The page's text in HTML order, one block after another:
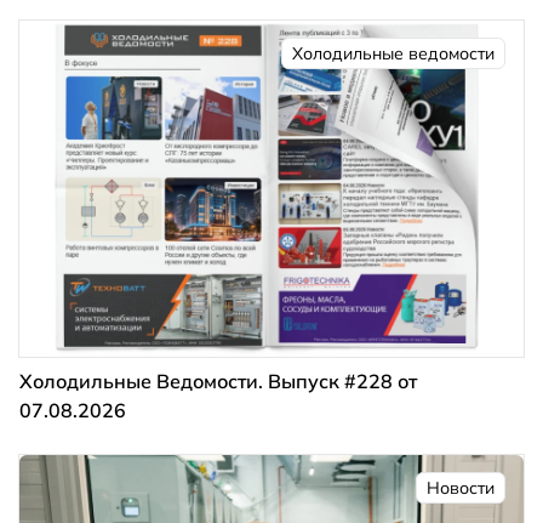
Холодильные ведомости
Холодильные Ведомости. Выпуск #228 от
07.08.2026
Новости